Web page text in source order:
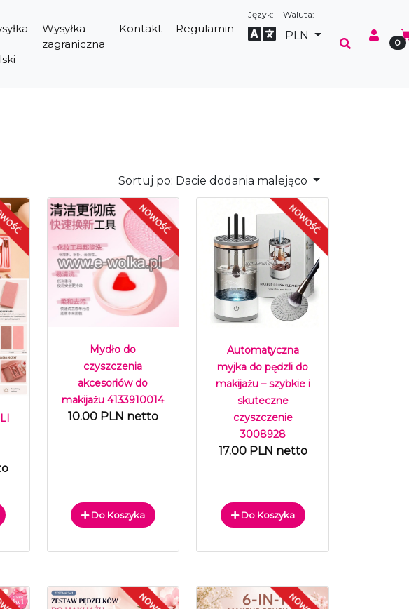
Wysyłka
zagraniczna
Kontakt Regulamin
Język:
Select Language
Waluta:
PLN
0
Sortuj po: Dacie dodania malejąco
Mydło do
czyszczenia
akcesoriów do
makijażu 4133910014
10.00 PLN netto
Do Koszyka
Automatyczna
myjka do pędzli do
makijażu – szybkie i
skuteczne
czyszczenie
3008928
17.00 PLN netto
Do Koszyka